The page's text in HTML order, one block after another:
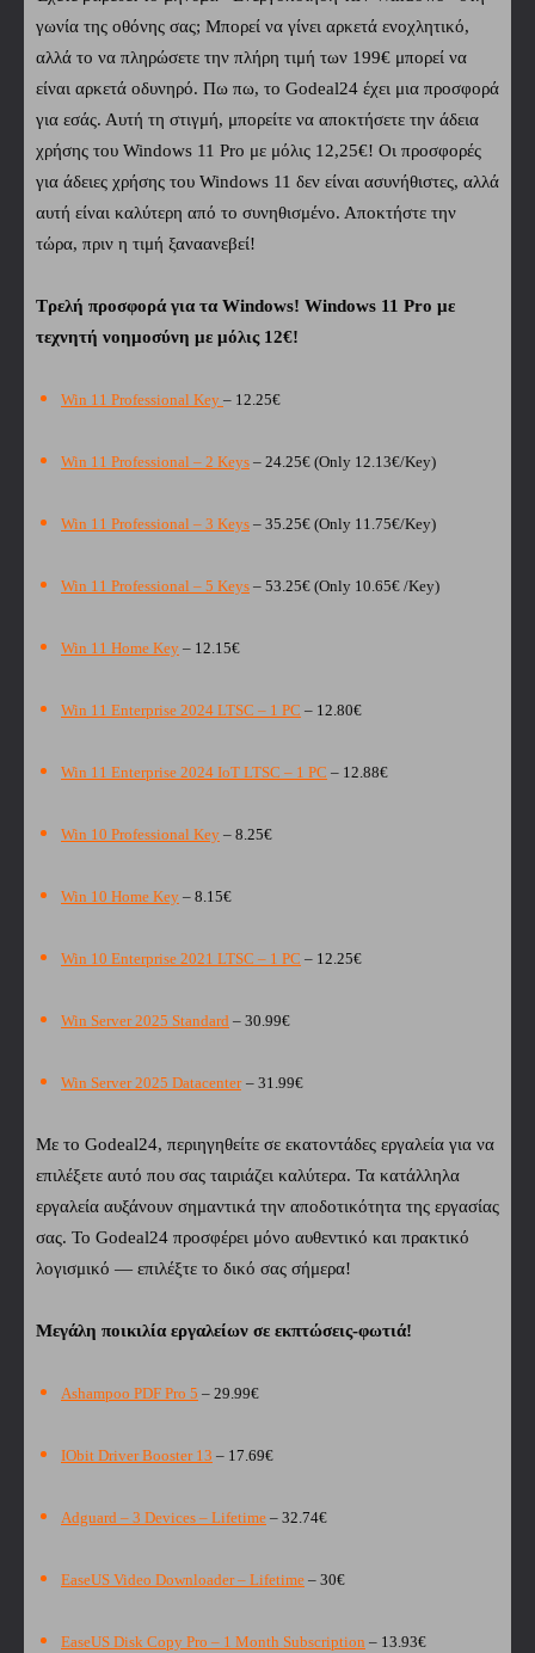
γωνία της οθόνης σας; Μπορεί να γίνει αρκετά ενοχλητικό,
αλλά το να πληρώσετε την πλήρη τιμή των 199€ μπορεί να
είναι αρκετά οδυνηρό. Πω πω, το Godeal24 έχει μια προσφορά
για εσάς. Αυτή τη στιγμή, μπορείτε να αποκτήσετε την άδεια
χρήσης του Windows 11 Pro με μόλις 12,25€! Οι προσφορές
για άδειες χρήσης του Windows 11 δεν είναι ασυνήθιστες, αλλά
αυτή είναι καλύτερη από το συνηθισμένο. Αποκτήστε την
τώρα, πριν η τιμή ξαναανεβεί!
Τρελή προσφορά για τα Windows! Windows 11 Pro με
τεχνητή νοημοσύνη με μόλις 12€!
Win 11 Professional Key – 12.25€
Win 11 Professional – 2 Keys – 24.25€ (Only 12.13€/Key)
Win 11 Professional – 3 Keys – 35.25€ (Only 11.75€/Key)
Win 11 Professional – 5 Keys – 53.25€ (Only 10.65€ /Key)
Win 11 Home Key – 12.15€
Win 11 Enterprise 2024 LTSC – 1 PC – 12.80€
Win 11 Enterprise 2024 IoT LTSC – 1 PC – 12.88€
Win 10 Professional Key – 8.25€
Win 10 Home Key – 8.15€
Win 10 Enterprise 2021 LTSC – 1 PC – 12.25€
Win Server 2025 Standard – 30.99€
Win Server 2025 Datacenter – 31.99€
Με το Godeal24, περιηγηθείτε σε εκατοντάδες εργαλεία για να
επιλέξετε αυτό που σας ταιριάζει καλύτερα. Τα κατάλληλα
εργαλεία αυξάνουν σημαντικά την αποδοτικότητα της εργασίας
σας. Το Godeal24 προσφέρει μόνο αυθεντικό και πρακτικό
λογισμικό — επιλέξτε το δικό σας σήμερα!
Μεγάλη ποικιλία εργαλείων σε εκπτώσεις-φωτιά!
Ashampoo PDF Pro 5 – 29.99€
IObit Driver Booster 13 – 17.69€
Adguard – 3 Devices – Lifetime – 32.74€
EaseUS Video Downloader – Lifetime – 30€
EaseUS Disk Copy Pro – 1 Month Subscription – 13.93€